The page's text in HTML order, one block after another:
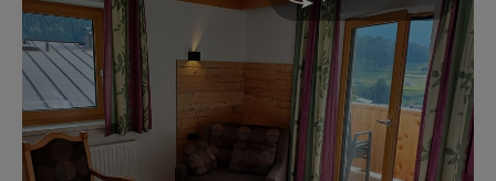
Vollwert/Biokost
Übernachtung mit Frühstück
Service
Telefonservice
Balkon/Terrasse
Dusche
Fernseher